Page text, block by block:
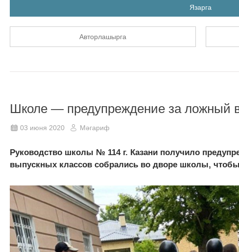
Язарга
Авторлашырга
Школе — предупреждение за ложный
03 июня 2020 Мәгариф
Руководство школы № 114 г. Казани получило
выпускных классов собрались во дворе школы,